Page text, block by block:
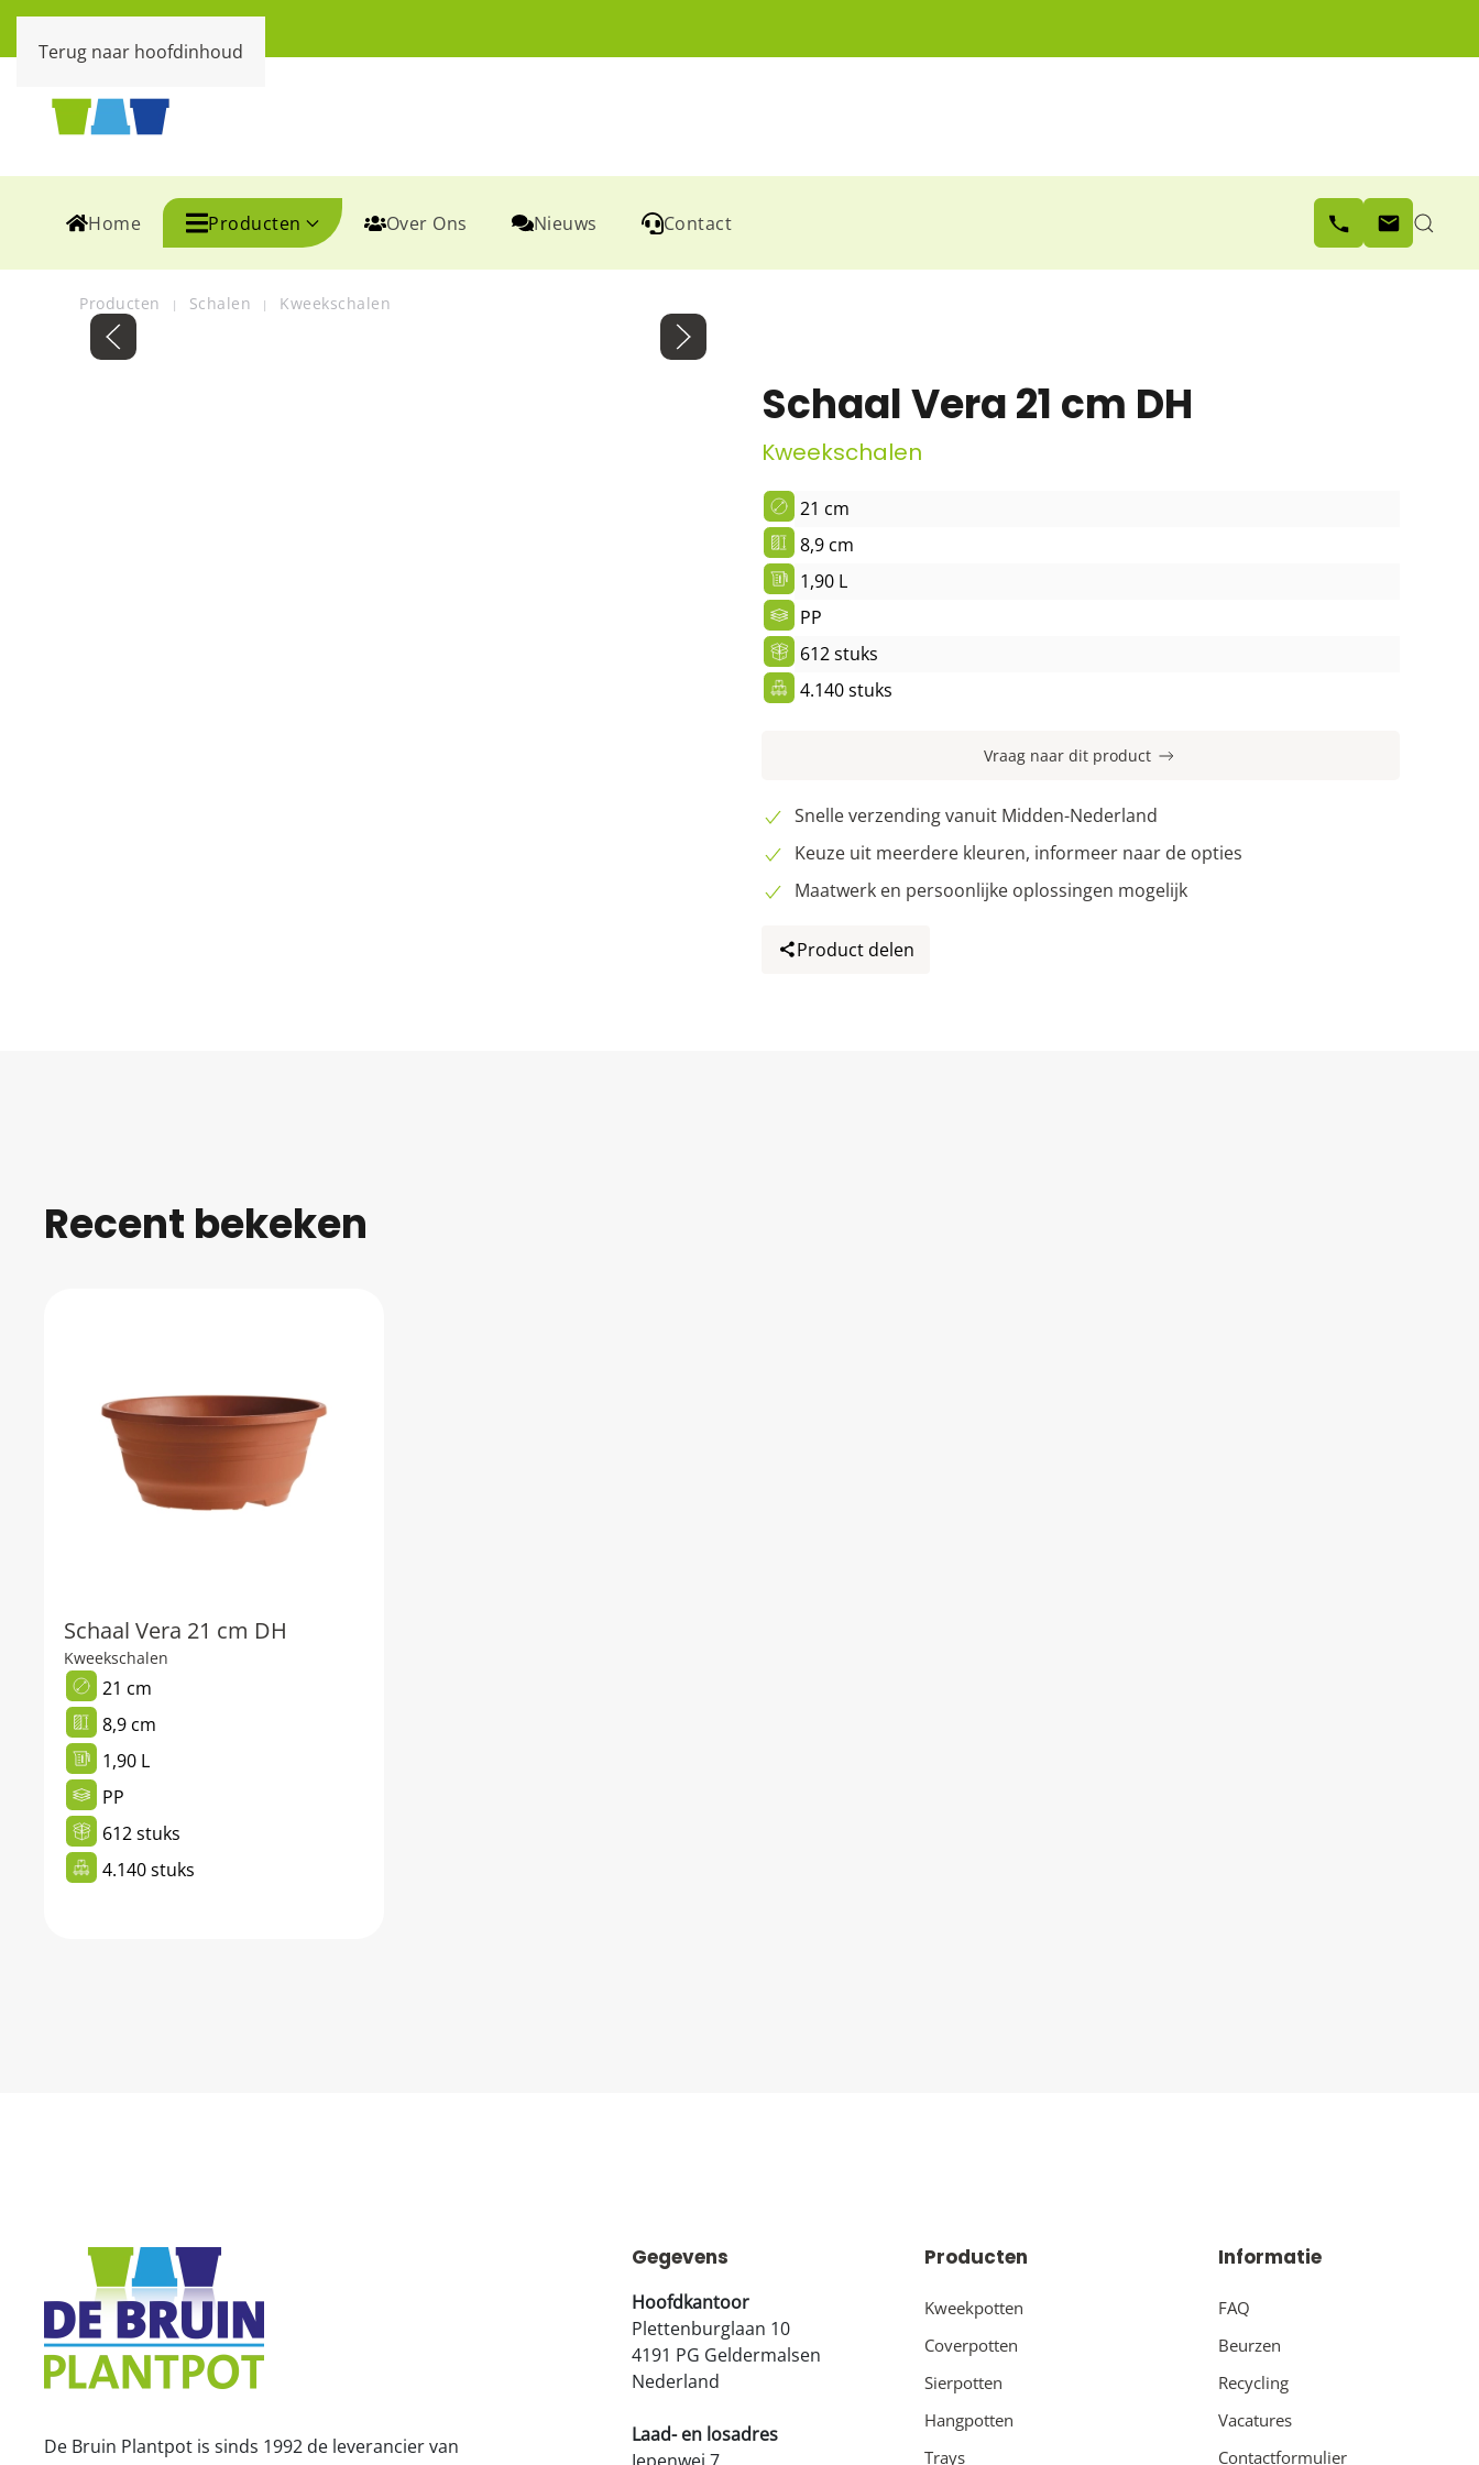
Terug naar hoofdinhoud
Home Producten Over Ons Nieuws Contact
Producten Schalen Kweekschalen
Schaal Vera 21 cm DH
Kweekschalen
21 cm
8,9 cm
1,90 L
PP
612 stuks
4.140 stuks
Vraag naar dit product
Snelle verzending vanuit Midden-Nederland
Keuze uit meerdere kleuren, informeer naar de opties
Maatwerk en persoonlijke oplossingen mogelijk
Product delen
Recent bekeken
Schaal Vera 21 cm DH
Kweekschalen
21 cm
8,9 cm
1,90 L
PP
612 stuks
4.140 stuks
De Bruin Plantpot is sinds 1992 de leverancier van
Gegevens
Hoofdkantoor
Plettenburglaan 10
4191 PG Geldermalsen
Nederland
Laad- en losadres
Producten
Kweekpotten
Coverpotten
Sierpotten
Hangpotten
Trays
Informatie
FAQ
Beurzen
Recycling
Vacatures
Contactformulier